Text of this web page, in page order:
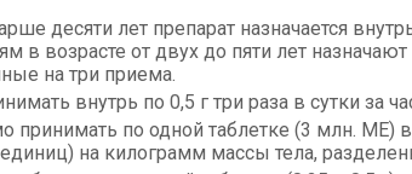
десяти лет препарат назначается
в возрасте от двух до пяти лет
на три приема.
внутрь по 0,5 г три раза в сутки за
принимать по одной таблетке (3 млн. МЕ)
на килограмм массы тела,